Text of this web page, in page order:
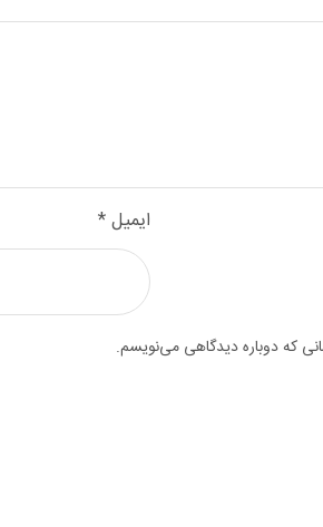
ایمیل*
که دوباره دیدگاهی می‌نویسم.